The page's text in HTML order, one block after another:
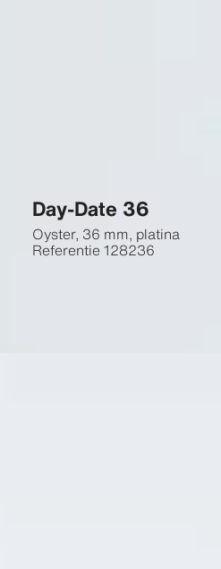
Day-Date 36
Oyster, 36 mm, platina
Referentie128236